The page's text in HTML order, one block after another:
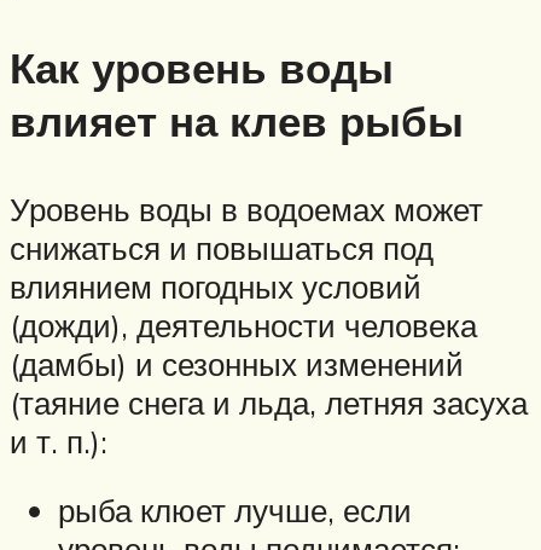
Как уровень воды
влияет на клев рыбы
Уровень воды в водоемах может
снижаться и повышаться под
влиянием погодных условий
(дожди), деятельности человека
(дамбы) и сезонных изменений
(таяние снега и льда, летняя засуха
и т. п.):
рыба клюет лучше, если